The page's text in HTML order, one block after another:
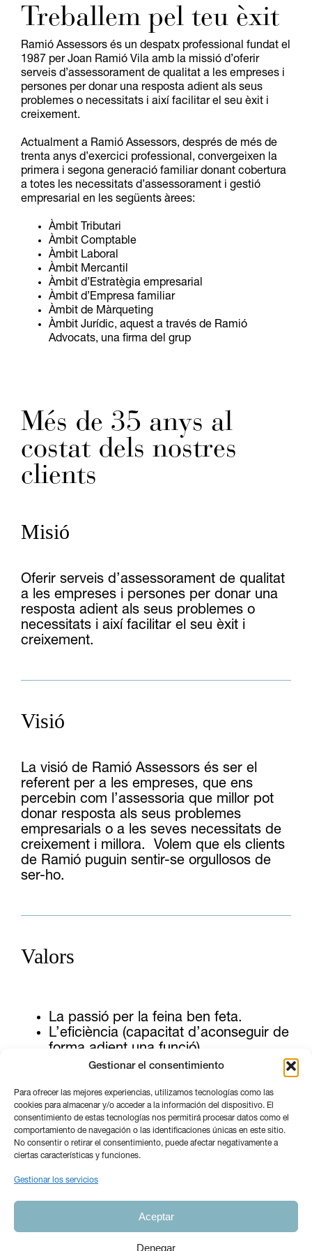
Gestionar el consentimiento
Para ofrecer las mejores experiencias, utilizamos tecnologías como las
cookies para almacenar y/o acceder a la información del dispositivo. El
consentimiento de estas tecnologías nos permitirá procesar datos como el
comportamiento de navegación o las identificaciones únicas en este sitio.
No consentir o retirar el consentimiento, puede afectar negativamente a
ciertas características y funciones.
Gestionar los servicios
Aceptar
Denegar
Treballem pel teu èxit
Ramió Assessors és un despatx professional fundat el
1987 per Joan Ramió Vila amb la missió d’oferir
serveis d’assessorament de qualitat a les empreses i
persones per donar una resposta adient als seus
problemes o necessitats i així facilitar el seu èxit i
creixement.
Actualment a Ramió Assessors, després de més de
trenta anys d’exercici professional, convergeixen la
primera i segona generació familiar donant cobertura
a totes les necessitats d’assessorament i gestió
empresarial en les següents àrees:
Àmbit Tributari
Àmbit Comptable
Àmbit Laboral
Àmbit Mercantil
Àmbit d’Estratègia empresarial
Àmbit d’Empresa familiar
Àmbit de Màrqueting
Àmbit Jurídic, aquest a través de Ramió
Advocats, una firma del grup
Més de 35 anys al
costat dels nostres
clients
Misió
Oferir serveis d’assessorament de qualitat
a les empreses i persones per donar una
resposta adient als seus problemes o
necessitats i així facilitar el seu èxit i
creixement.
Visió
La visió de Ramió Assessors és ser el
referent per a les empreses, que ens
percebin com l’assessoria que millor pot
donar resposta als seus problemes
empresarials o a les seves necessitats de
creixement i millora. Volem que els clients
de Ramió puguin sentir-se orgullosos de
ser-ho.
Valors
La passió per la feina ben feta.
L’eficiència (capacitat d’aconseguir de
forma adient una funció)
L’agilitat a l’hora d’oferir resposta a les
La professionalitat dels assessors
(formació, experiència, facilitat per
identificar solucions, capacitat de
decisió, empatia amb els clients).